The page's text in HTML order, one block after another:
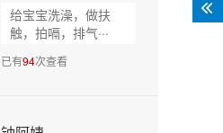
给宝宝洗澡，做扶
触，拍嗝，排气···
已有94次查看